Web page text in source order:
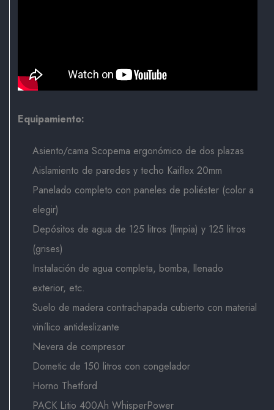
Equipamiento:
Asiento/cama Scopema ergonómico de dos plazas
Aislamiento de paredes y techo Kaiflex 20mm
Panelado completo con paneles de poliéster (color a
elegir)
Depósitos de agua de 125 litros (limpia) y 125 litros
(grises)
Instalación de agua completa, bomba, llenado
exterior, etc.
Suelo de madera contrachapada cubierto con material
vinílico antideslizante
Nevera de compresor
Dometic de 150 litros con congelador
Horno Thetford
PACK Litio 400Ah WhisperPower